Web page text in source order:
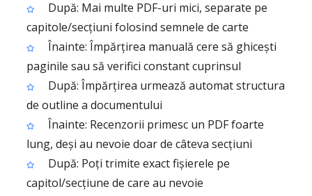
După: Mai multe PDF-uri mici, separate pe
capitole/secțiuni folosind semnele de carte
Înainte: Împărțirea manuală cere să ghicești
paginile sau să verifici constant cuprinsul
După: Împărțirea urmează automat structura
de outline a documentului
Înainte: Recenzorii primesc un PDF foarte
lung, deși au nevoie doar de câteva secțiuni
După: Poți trimite exact fișierele pe
capitol/secțiune de care au nevoie